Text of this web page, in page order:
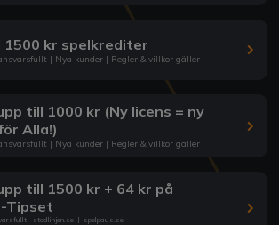
1500 kr spelkrediter
| Nya kunder | Regler & villkor gäller
till 1000 kr (Ny licens = ny
Alla!)
| Nya kunder | Regler & villkor gäller
till 1500 kr + 64 kr på
Tipset
| stodlinjen.se | spelpaus.se